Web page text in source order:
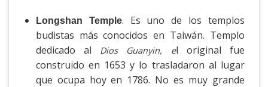
Longshan Temple. Es uno de los templos
budistas más conocidos en Taiwán. Templo
dedicado al
Dios Guanyin, el original fue
construido en 1653 y lo trasladaron al lugar
que ocupa hoy en 1786. No es muy grande